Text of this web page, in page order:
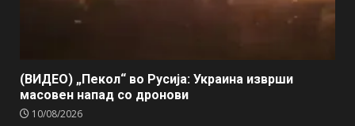
(ВИДЕО) „Пекол“ во Русија: Украина изврши
масовен напад со дронови
10/08/2026